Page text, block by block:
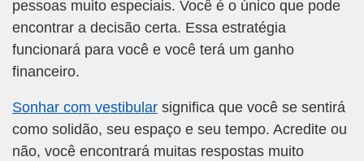
pessoas muito especiais. Você é o único que pode
encontrar a decisão certa. Essa estratégia
funcionará para você e você terá um ganho
financeiro.
Sonhar com vestibular significa que você se sentirá
como solidão, seu espaço e seu tempo. Acredite ou
não, você encontrará muitas respostas muito